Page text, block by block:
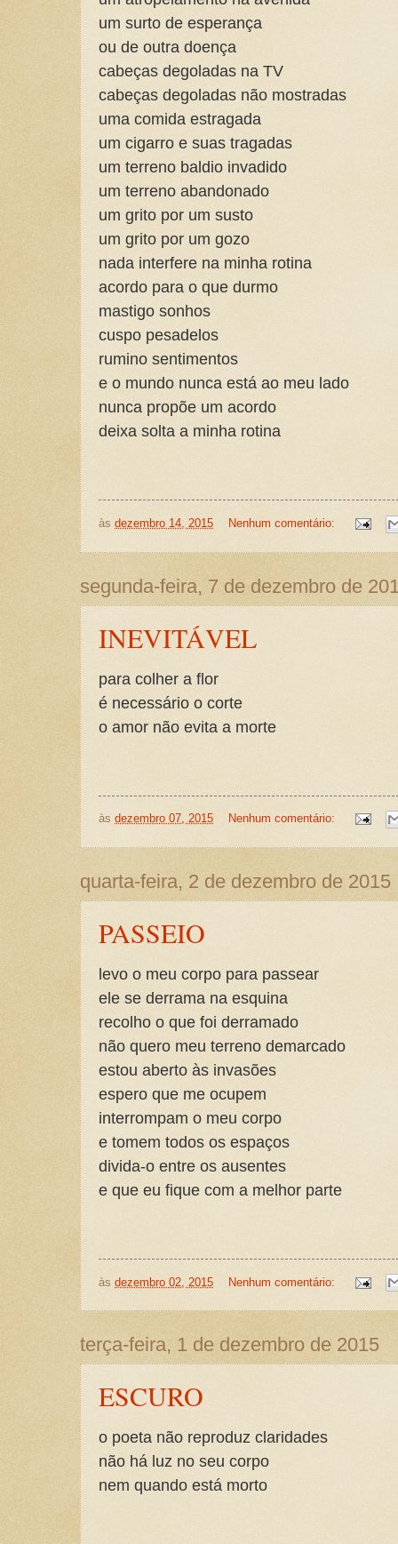
um surto de esperança
ou de outra doença
cabeças degoladas na TV
cabeças degoladas não mostradas
uma comida estragada
um cigarro e suas tragadas
um terreno baldio invadido
um terreno abandonado
um grito por um susto
um grito por um gozo
nada interfere na minha rotina
acordo para o que durmo
mastigo sonhos
cuspo pesadelos
rumino sentimentos
e o mundo nunca está ao meu lado
nunca propõe um acordo
deixa solta a minha rotina
às dezembro 14, 2015 Nenhum comentário:
segunda-feira, 7 de dezembro de
INEVITÁVEL
para colher a flor
é necessário o corte
o amor não evita a morte
às dezembro 07, 2015 Nenhum comentário:
quarta-feira, 2 de dezembro de 2015
PASSEIO
levo o meu corpo para passear
ele se derrama na esquina
recolho o que foi derramado
não quero meu terreno demarcado
estou aberto às invasões
espero que me ocupem
interrompam o meu corpo
e tomem todos os espaços
divida-o entre os ausentes
e que eu fique com a melhor parte
às dezembro 02, 2015 Nenhum comentário:
terça-feira, 1 de dezembro de 2015
ESCURO
o poeta não reproduz claridades
não há luz no seu corpo
nem quando está morto